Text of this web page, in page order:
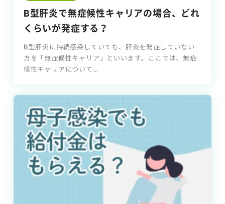
B型肝炎で無症候性キャリアの場合、どれ
くらいが発症する？
B型肝炎に持続感染していても、肝炎を発症していない
方を「無症候性キャリア」といいます。ここでは、無症
候性キャリアについて…